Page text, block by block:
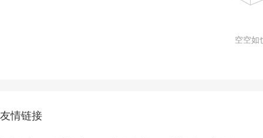
空空如
友情链接